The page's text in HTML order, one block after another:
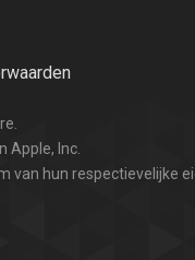
Apple, Inc.
van hun respectievelijke